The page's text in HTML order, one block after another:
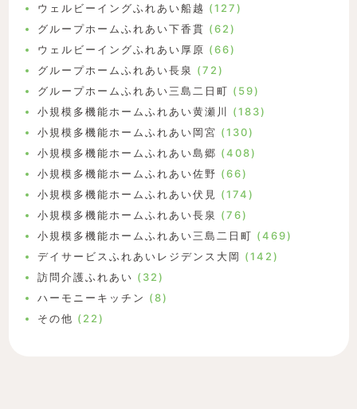
ウェルビーイングふれあい船越 (127)
グループホームふれあい下香貫 (62)
ウェルビーイングふれあい厚原 (66)
グループホームふれあい長泉 (72)
グループホームふれあい三島二日町 (59)
小規模多機能ホームふれあい黄瀬川
(183)
小規模多機能ホームふれあい岡宮 (130)
小規模多機能ホームふれあい島郷 (408)
小規模多機能ホームふれあい佐野 (66)
小規模多機能ホームふれあい伏見
(174)
小規模多機能ホームふれあい長泉 (76)
小規模多機能ホームふれあい三島二日町 (469)
デイサービスふれあいレジデンス大岡 (142)
訪問介護ふれあい (32)
ハーモニーキッチン (8)
その他 (22)